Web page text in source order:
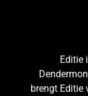
Editie
brengt Editie